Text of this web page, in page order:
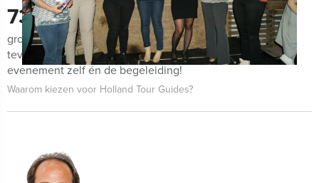
730
groepen lieten ons de afgelopen maanden weten zeer
tevreden te zijn met de organisatie van het uitje, het
evenement zelf én de begeleiding!
Waarom kiezen voor Holland Tour Guides?